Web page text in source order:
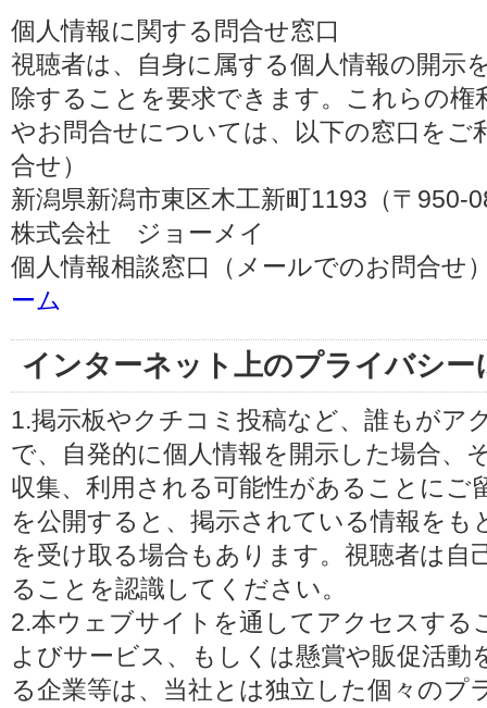
個人情報に関する問合せ窓口
視聴者は、自身に属する個人情報の開示
除することを要求できます。これらの権
やお問合せについては、以下の窓口をご
合せ）
新潟県新潟市東区木工新町1193（〒950-
株式会社 ジョーメイ
個人情報相談窓口（メールでのお問合せ
ーム
インターネット上のプライバシー
1.掲示板やクチコミ投稿など、誰もがア
で、自発的に個人情報を開示した場合、
収集、利用される可能性があることに
を公開すると、掲示されている情報を
を受け取る場合もあります。視聴者は自
ることを認識してください。
2.本ウェブサイトを通してアクセスする
よびサービス、もしくは懸賞や販促活動
る企業等は、当社とは独立した個々のプ